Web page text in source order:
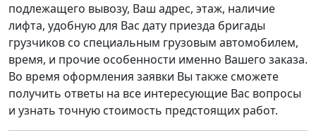
подлежащего вывозу, Ваш адрес, этаж, наличие
лифта, удобную для Вас дату приезда бригады
грузчиков со специальным грузовым автомобилем,
время, и прочие особенности именно Вашего заказа.
Во время оформления заявки Вы также сможете
получить ответы на все интересующие Вас вопросы
и узнать точную стоимость предстоящих работ.